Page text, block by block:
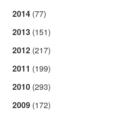
2014 (77)
2013 (151)
2012 (217)
2011 (199)
2010 (293)
2009 (172)